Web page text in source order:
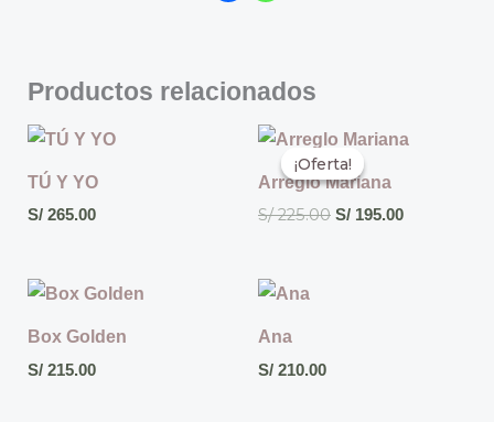
Productos relacionados
TÚ Y YO
S/ 265.00
¡Oferta!
¡Oferta!
Arreglo Mariana
S/225.00
El
original
S/ 225.00.
S/ 195.00
El
S/ 195.00.
Box Golden
S/ 215.00
Ana
S/ 210.00